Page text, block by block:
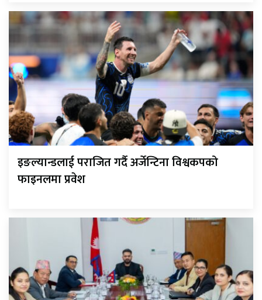
इङल्यान्डलाई पराजित गर्दै अर्जेन्टिना विश्वकपको
फाइनलमा प्रवेश